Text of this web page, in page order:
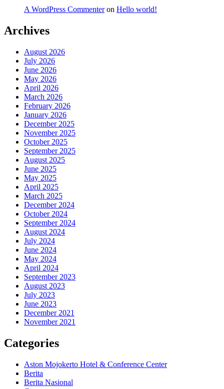
A WordPress Commenteron Hello world!
Archives
August 2026
July 2026
June 2026
May 2026
April 2026
March 2026
February 2026
January 2026
December 2025
November 2025
October 2025
September 2025
August 2025
June 2025
May 2025
April 2025
March 2025
December 2024
October 2024
September 2024
August 2024
July 2024
June 2024
May 2024
April 2024
September 2023
August 2023
July 2023
June 2023
December 2021
November 2021
Categories
Aston Mojokerto Hotel & Conference Center
Berita
Berita Nasional